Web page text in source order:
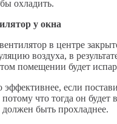
охладить.
у окна
в центре
воздуха, в
помещении будет
эффективнее, если
что тогда он будет
быть прохладнее.